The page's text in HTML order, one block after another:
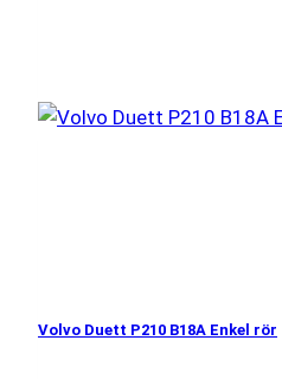
Volvo Duett P210 B18A Enkel rör